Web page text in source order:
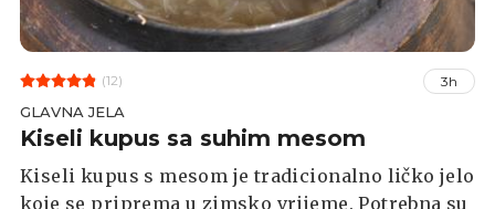
(12) 3h
GLAVNA JELA
Kiseli kupus sa suhim mesom
Kiseli kupus s mesom je tradicionalno ličko jelo
koje se priprema u zimsko vrijeme. Potrebna su